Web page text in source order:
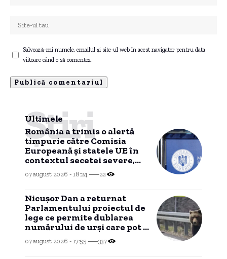
Salvează-mi numele, emailul și site-ul web în acest navigator pentru data
viitoare când o să comentez.
Ultimele
Știri
România a trimis o alertă
timpurie către Comisia
Europeană și statele UE în
contextul secetei severe,
conform Ministerului
Energiei.
07 august 2026 - 18:24 22
Nicușor Dan a returnat
Parlamentului proiectul de
lege ce permite dublarea
numărului de urși care pot fi
vânați.
07 august 2026 - 17:55 337